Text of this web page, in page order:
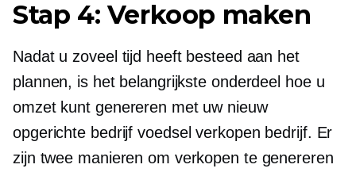
Stap 4: Verkoop maken
Nadat u zoveel tijd heeft besteed aan het
plannen, is het belangrijkste onderdeel hoe u
omzet kunt genereren met uw nieuw
opgerichte bedrijfvoedsel verkopen bedrijf. Er
zijn twee manieren om verkopen te genereren